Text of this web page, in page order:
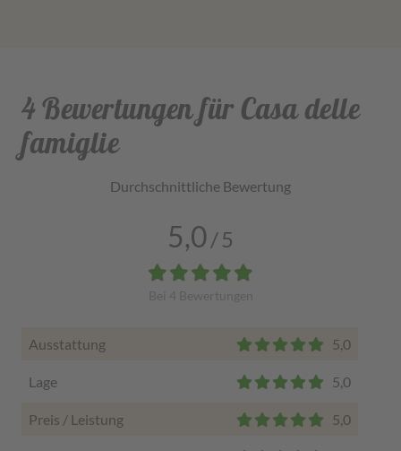
4 Bewertungen für Casa delle
famiglie
Durchschnittliche Bewertung
5,0/5
Bei 4 Bewertungen
Ausstattung 5,0
Lage 5,0
Preis / Leistung 5,0